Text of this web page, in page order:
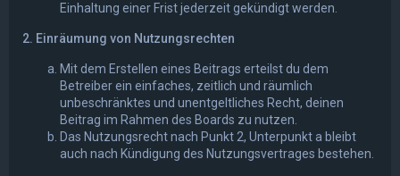
Einhaltung einer Frist jederzeit gekündigt werden.
2. Einräumung von Nutzungsrechten
Mit dem Erstellen eines Beitrags erteilst du dem
Betreiber ein einfaches, zeitlich und räumlich
unbeschränktes und unentgeltliches Recht, deinen
Beitrag im Rahmen des Boards zu nutzen.
Das Nutzungsrecht nach Punkt 2, Unterpunkt a bleibt
auch nach Kündigung des Nutzungsvertrages bestehen.